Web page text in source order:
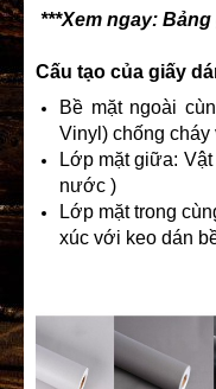
***Xem ngay: Bảng
Cấu tạo của giấy
Bề mặt ngoài
Vinyl) chống cháy
Lớp mặt giữa:
nước )
Lớp mặt trong
xúc với keo dán